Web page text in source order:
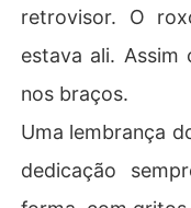
entre o medo e o
Mas o passado de
gina. E quando tudo
sará escolher: se
pelo amor de um
"Foi nesse
retrovisor. O
estava ali. Assim
nos braços.
​​Uma lembrança
dedicação